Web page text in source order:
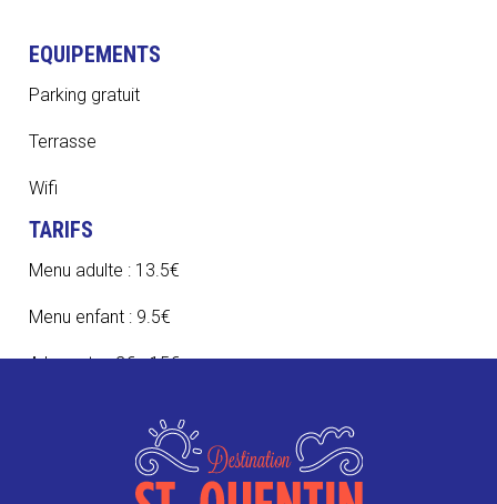
EQUIPEMENTS
Parking gratuit
Terrasse
Wifi
TARIFS
Menu adulte : 13.5€
Menu enfant : 9.5€
A la carte : 2€ - 15€
07 85 24 39 37